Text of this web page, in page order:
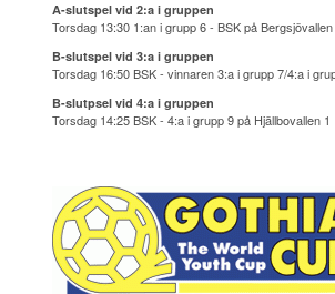
A-slutspel vid 2:a i gruppen
Torsdag 13:30 1:an i grupp 6 - BSK på
B-slutspel vid 3:a i gruppen
Torsdag 16:50 BSK - vinnaren 3:a i grupp 7/4:a i
B-slutpsel vid 4:a i gruppen
Torsdag 14:25 BSK - 4:a i grupp 9 på Hjällbovallen 1